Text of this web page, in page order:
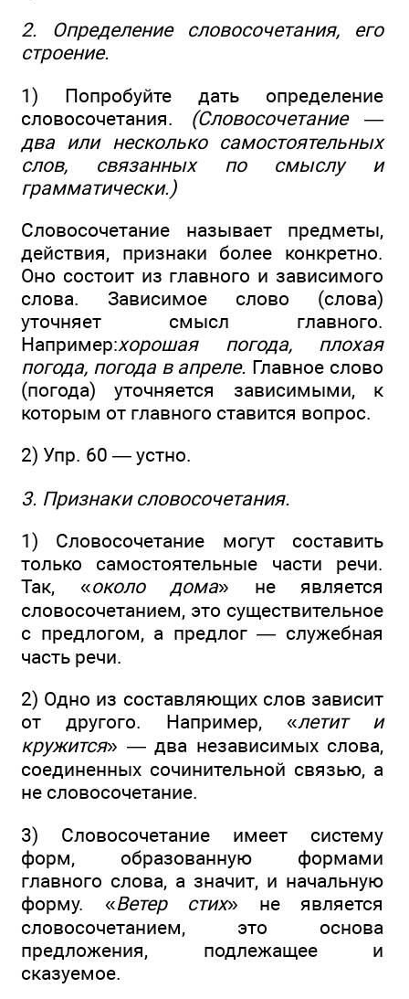
2. Определение словосочетания, его
строение.
1) Попробуйте дать определение
словосочетания. (Словосочетание —
два или несколько самостоятельных
слов, связанных по смыслу и
грамматически.)
Словосочетание называет предметы,
действия, признаки более конкретно.
Оно состоит из главного и зависимого
слова. Зависимое слово (слова)
уточняет смысл главного.
Например:хорошая погода, плохая
погода, погода в апреле. Главное слово
(погода) уточняется зависимыми, к
которым от главного ставится вопрос.
2) Упр. 60 — устно.
3. Признаки словосочетания.
1) Словосочетание могут составить
только самостоятельные части речи.
Так, «около дома» не является
словосочетанием, это существительное
с предлогом, а предлог — служебная
часть речи.
2) Одно из составляющих слов зависит
от другого. Например, «летит и
кружится» — два независимых слова,
соединенных сочинительной связью, а
не словосочетание.
3) Словосочетание имеет систему
форм, образованную формами
главного слова, а значит, и начальную
форму. «Ветер стих» не является
словосочетанием, это основа
предложения, подлежащее и
сказуемое.